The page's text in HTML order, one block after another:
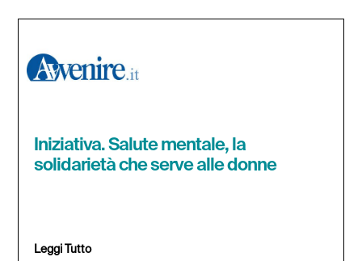
Iniziativa. Salute mentale, la
solidarietà che serve alle donne
Leggi Tutto